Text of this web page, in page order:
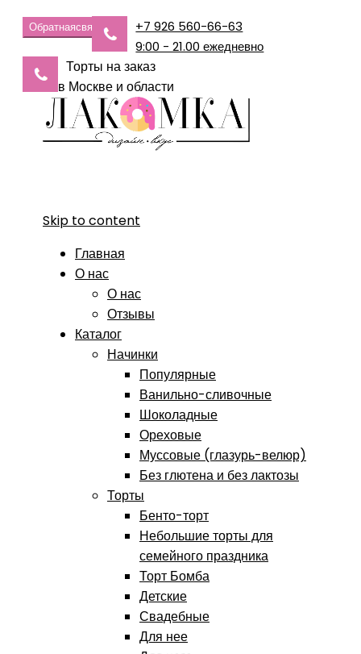
Обратнаясвязь
+7 926 560-66-63
9:00 - 21.00 ежедневно
Торты на заказ
в Москве и области
Skip to content
Главная
О нас
О нас
Отзывы
Каталог
Начинки
Популярные
Ванильно-сливочные
Шоколадные
Ореховые
Муссовые (глазурь-велюр)
Без глютена и без лактозы
Торты
Бенто-торт
Небольшие торты для
семейного праздника
Торт Бомба
Детские
Свадебные
Для нее